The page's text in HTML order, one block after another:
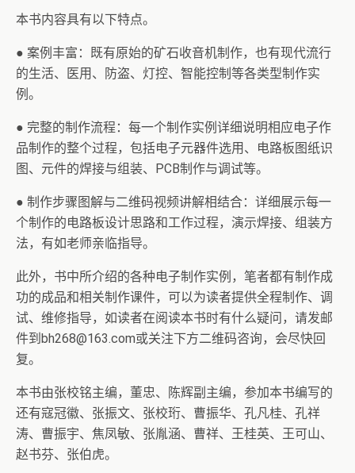
本书内容具有以下特点。
● 案例丰富：既有原始的矿石收音机制作，也有现代流行
的生活、医用、防盗、灯控、智能控制等各类型制作实
例。
● 完整的制作流程：每一个制作实例详细说明相应电子作
品制作的整个过程，包括电子元器件选用、电路板图纸识
图、元件的焊接与组装、PCB制作与调试等。
● 制作步骤图解与二维码视频讲解相结合：详细展示每一
个制作的电路板设计思路和工作过程，演示焊接、组装方
法，有如老师亲临指导。
此外，书中所介绍的各种电子制作实例，笔者都有制作成
功的成品和相关制作课件，可以为读者提供全程制作、调
试、维修指导，如读者在阅读本书时有什么疑问，请发邮
件到bh268@163.com或关注下方二维码咨询，会尽快回
复。
本书由张校铭主编，董忠、陈辉副主编，参加本书编写的
还有寇冠徽、张振文、张校珩、曹振华、孔凡桂、孔祥
涛、曹振宇、焦凤敏、张胤涵、曹祥、王桂英、王可山、
赵书芬、张伯虎。